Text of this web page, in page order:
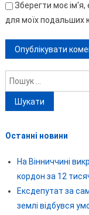
Зберегти моє ім'я,
для моїх подальших
Пошук:
Останні новини
На Вінниччині
кордон за 12
Ексдепутат за
землі відбувся